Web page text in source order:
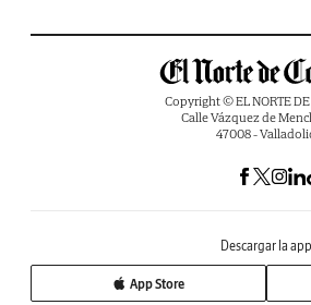
Copyright © EL NORTE
Calle Vázquez de
47008 -
Descargar la app
App Store